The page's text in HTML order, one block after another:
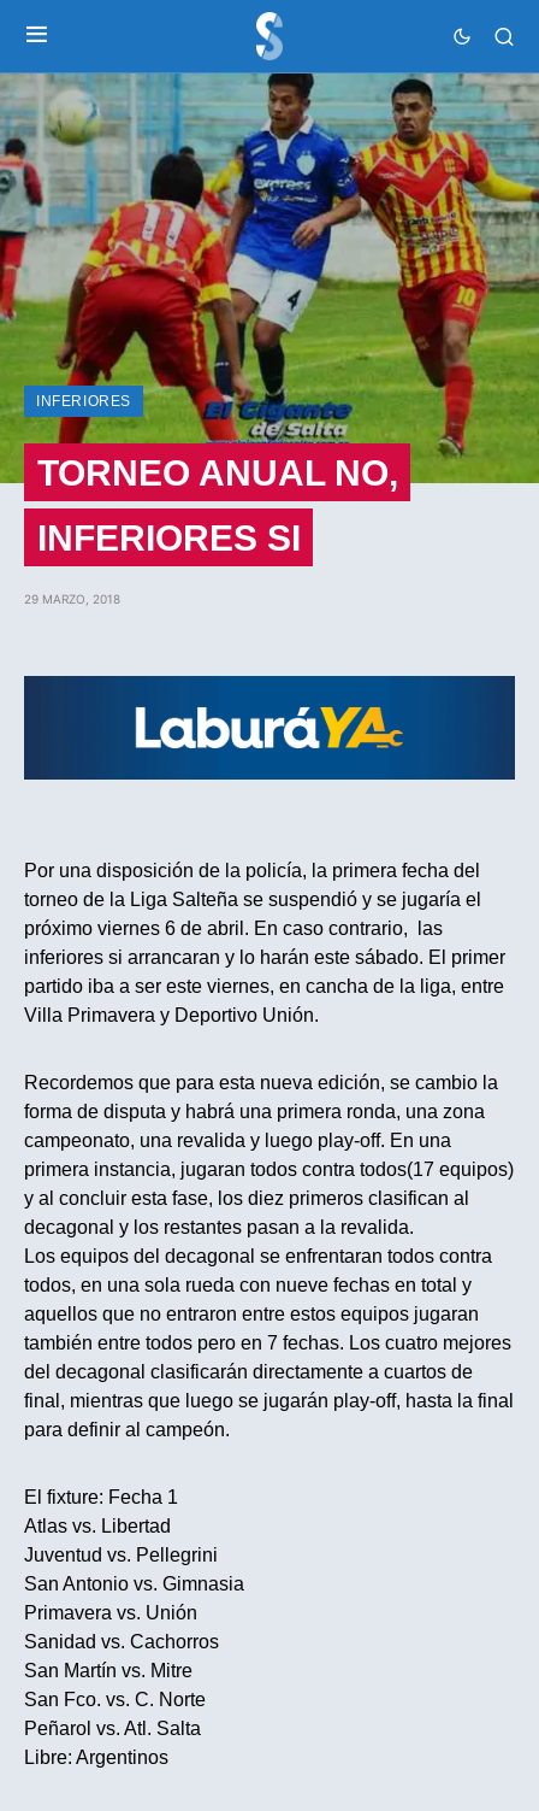
INFERIORES
TORNEO ANUAL NO,
INFERIORES SI
29 MARZO, 2018
Por una disposición de la policía, la primera fecha del
torneo de la Liga Salteña se suspendió y se jugaría el
próximo viernes 6 de abril. En caso contrario, las
inferiores si arrancaran y lo harán este sábado. El primer
partido iba a ser este viernes, en cancha de la liga, entre
Villa Primavera y Deportivo Unión.
Recordemos que para esta nueva edición, se cambio la
forma de disputa y habrá una primera ronda, una zona
campeonato, una revalida y luego play-off. En una
primera instancia, jugaran todos contra todos(17 equipos)
y al concluir esta fase, los diez primeros clasifican al
decagonal y los restantes pasan a la revalida.
Los equipos del decagonal se enfrentaran todos contra
todos, en una sola rueda con nueve fechas en total y
aquellos que no entraron entre estos equipos jugaran
también entre todos pero en 7 fechas. Los cuatro mejores
del decagonal clasificarán directamente a cuartos de
final, mientras que luego se jugarán play-off, hasta la final
para definir al campeón.
El fixture: Fecha 1
Atlas vs. Libertad
Juventud vs. Pellegrini
San Antonio vs. Gimnasia
Primavera vs. Unión
Sanidad vs. Cachorros
San Martín vs. Mitre
San Fco. vs. C. Norte
Peñarol vs. Atl. Salta
Libre: Argentinos